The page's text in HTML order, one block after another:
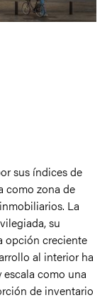
sus índices de
como zona de
La
su
opción creciente
al interior ha
como una
de inventario